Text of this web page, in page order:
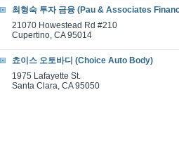
최형숙 투자 금융 (Pau & Associates
21070 Howestead Rd #210
Cupertino, CA 95014
쵸이스 오토바디 (Choice Auto Body)
1975 Lafayette St.
Santa Clara, CA 95050